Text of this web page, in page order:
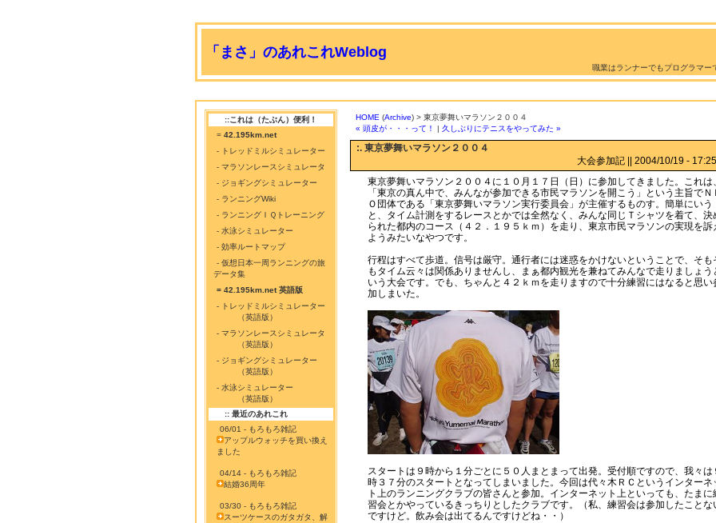
「まさ」のあれこれWeblog
職業はランナーでもプログラマ
::これは（たぶん）便利！
= 42.195km.net
- トレッドミルシミュレーター
- マラソンレースシミュレータ
- ジョギングシミュレーター
- ランニングWiki
- ランニングＩＱトレーニング
- 水泳シミュレーター
- 効率ルートマップ
- 仮想日本一周ランニングの旅
データ集
= 42.195km.net 英語版
- トレッドミルシミュレーター
（英語版）
- マラソンレースシミュレータ
（英語版）
- ジョギングシミュレーター
（英語版）
- 水泳シミュレーター
（英語版）
:: 最近のあれこれ
06/01 - もろもろ雑記
アップルウォッチを買い換え
ました
04/14 - もろもろ雑記
結婚36周年
03/30 - もろもろ雑記
スーツケースのガタガタ、解
HOME (Archive) > 東京夢舞いマラソン２００４
« 頭皮が・・・って！
| 久しぶりにテニスをやってみた »
:. 東京夢舞いマラソン２００４
大会参加記 || 2004/10/19 - 17:25
東京夢舞いマラソン２００４に１０月１７日（日）に参加してきました。これは、
「東京の真ん中で、みんなが参加できる市民マラソンを開こう」という主旨でＮ
Ｏ団体である「東京夢舞いマラソン実行委員会」が主催するものす。簡単にいう
と、タイム計測をするレースとかでは全然なく、みんな同じＴシャツを着て、決
られた都内のコース（４２．１９５ｋｍ）を走り、東京市民マラソンの実現を訴
ようみたいなやつです。
行程はすべて歩道。信号は厳守。通行者には迷惑をかけないということで、そも
もタイム云々は関係ありませんし、まぁ都内観光を兼ねてみんなで走りましょう
いう大会です。でも、ちゃんと４２ｋｍを走りますので十分練習にはなると思い
加しまいた。
スタートは９時から１分ごとに５０人まとまって出発。受付順ですので、我々は
時３７分のスタートとなってしまいました。今回は代々木ＲＣというインターネ
ト上のランニングクラブの皆さんと参加。インターネット上といっても、たまに
習会とかやっているきっちりとしたクラブです。（私、練習会は参加したことな
ですけど。飲み会は出てるんですけどね・・）